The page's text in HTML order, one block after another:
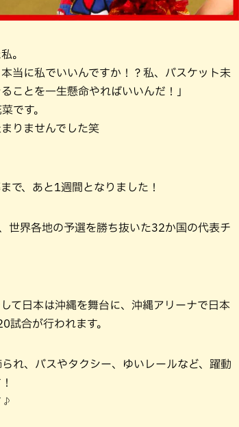
。
当に私でいいんですか！？私、バスケット未
ことを一生懸命やればいいんだ！」
です。
りませんでした笑
で、あと1週間となりました！
世界各地の予選を勝ち抜いた32か国の代表チ
て日本は沖縄を舞台に、沖縄アリーナで日本
試合が行われます。
れ、バスやタクシー、ゆいレールなど、躍動
♪